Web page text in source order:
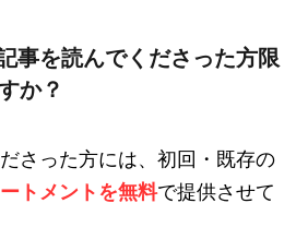
事を読んでくださった方限
か？
さった方には、初回・既存の
ートメントを無料で提供させて